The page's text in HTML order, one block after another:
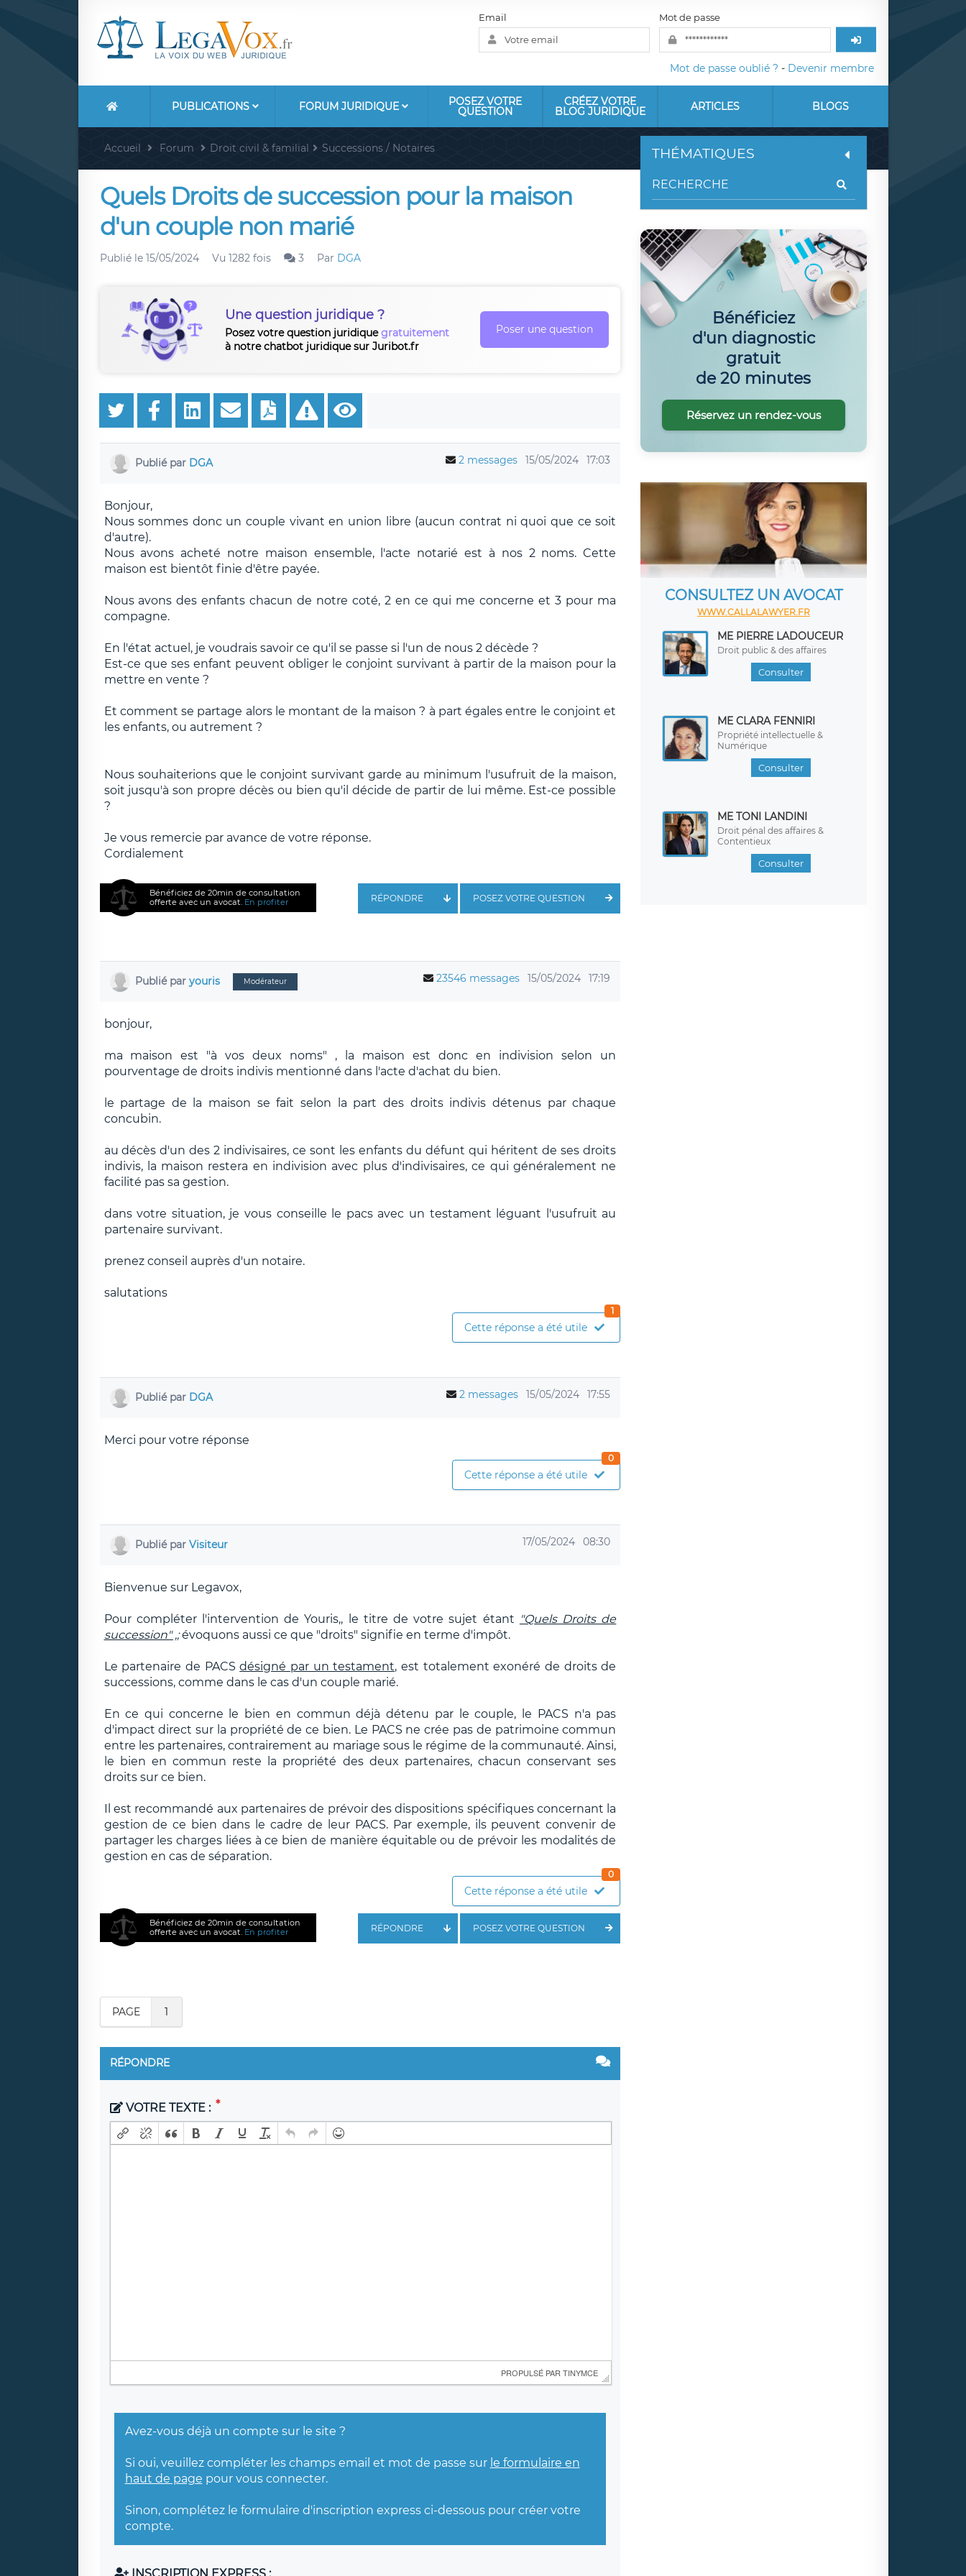
Email Mot de passe
Mot de passe oublié ? - Devenir membre
PUBLICATIONS FORUM JURIDIQUE POSEZ VOTRE
QUESTION
CRÉEZ VOTRE
BLOG JURIDIQUE ARTICLES BLOGS
Accueil Forum Droit civil & familial Successions / Notaires
Quels Droits de succession pour la maison
d'un couple non marié
Publié le 15/05/2024 Vu 1282 fois 3 Par DGA
Une question juridique ?
Posez votre question juridiquegratuitement
à notre chatbot juridique sur Juribot.fr
Poser une question
Publié par DGA 2 messages 15/05/2024 17:03
Bonjour,
Nous sommes donc un couple vivant en union libre (aucun contrat ni quoi que ce soit
d'autre).
Nous avons acheté notre maison ensemble, l'acte notarié est à nos 2 noms. Cette
maison est bientôt finie d'être payée.
Nous avons des enfants chacun de notre coté, 2 en ce qui me concerne et 3 pour ma
compagne.
En l'état actuel, je voudrais savoir ce qu'il se passe si l'un de nous 2 décède ?
Est-ce que ses enfant peuvent obliger le conjoint survivant à partir de la maison pour la
mettre en vente ?
Et comment se partage alors le montant de la maison ? à part égales entre le conjoint et
les enfants, ou autrement ?
Nous souhaiterions que le conjoint survivant garde au minimum l'usufruit de la maison,
soit jusqu'à son propre décès ou bien qu'il décide de partir de lui même. Est-ce possible
?
Je vous remercie par avance de votre réponse.
Cordialement
Bénéficiez de 20min de consultation
offerte avec un avocat. En profiter POSEZ VOTRE QUESTION
RÉPONDRE
Publié par youris Modérateur 23546 messages 15/05/2024 17:19
bonjour,
ma maison est "à vos deux noms" , la maison est donc en indivision selon un
pourventage de droits indivis mentionné dans l'acte d'achat du bien.
le partage de la maison se fait selon la part des droits indivis détenus par chaque
concubin.
au décès d'un des 2 indivisaires, ce sont les enfants du défunt qui héritent de ses droits
indivis, la maison restera en indivision avec plus d'indivisaires, ce qui généralement ne
facilité pas sa gestion.
dans votre situation, je vous conseille le pacs avec un testament léguant l'usufruit au
partenaire survivant.
prenez conseil auprès d'un notaire.
salutations
Cette réponse a été utile
1
Publié par DGA 2 messages 15/05/2024 17:55
Merci pour votre réponse
Cette réponse a été utile
0
Publié par Visiteur 17/05/2024 08:30
Bienvenue sur Legavox,
Pour compléter l'intervention de Youris,, le titre de votre sujet étant "Quels Droits de
succession" ,;évoquons aussi ce que "droits" signifie en terme d'impôt.
Le partenaire de PACSdésigné par un testament, est totalement exonéré de droits de
successions, comme dans le cas d'un couple marié.
En ce qui concerne le bien en commun déjà détenu par le couple, le PACS n'a pas
d'impact direct sur la propriété de ce bien. Le PACS ne crée pas de patrimoine commun
entre les partenaires, contrairement au mariage sous le régime de la communauté. Ainsi,
le bien en commun reste la propriété des deux partenaires, chacun conservant ses
droits sur ce bien.
Il est recommandé aux partenaires de prévoir des dispositions spécifiques concernant la
gestion de ce bien dans le cadre de leur PACS. Par exemple, ils peuvent convenir de
partager les charges liées à ce bien de manière équitable ou de prévoir les modalités de
gestion en cas de séparation.
Cette réponse a été utile
0
Bénéficiez de 20min de consultation
offerte avec un avocat. En profiter POSEZ VOTRE QUESTION
RÉPONDRE
PAGE 1
RÉPONDRE
VOTRE TEXTE :
PROPULSÉ PAR TINYMCE
Avez-vous déjà un compte sur le site ?
Si oui, veuillez compléter les champs email et mot de passe sur le formulaire en
haut de page pour vous connecter.
Sinon, complétez le formulaire d'inscription express ci-dessous pour créer votre
compte.
THÉMATIQUES
Bénéficiez
d'un diagnostic
gratuit
de 20 minutes
Réservez un rendez-vous
CONSULTEZ UN AVOCAT
WWW.CALLALAWYER.FR
ME PIERRE LADOUCEUR
Droit public & des affaires
Consulter
ME CLARA FENNIRI
Propriété intellectuelle &
Numérique
Consulter
ME TONI LANDINI
Droit pénal des affaires &
Contentieux
Consulter